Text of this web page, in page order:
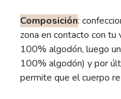
Composición:
zona en contacto con tu
100% algodón, luego
100% algodón) y por
permite que el cuerpo